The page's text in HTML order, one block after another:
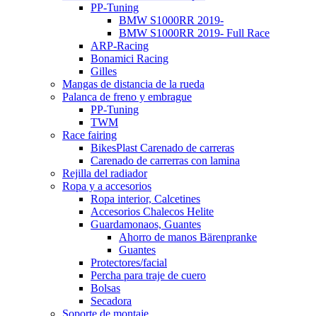
PP-Tuning
BMW S1000RR 2019-
BMW S1000RR 2019- Full Race
ARP-Racing
Bonamici Racing
Gilles
Mangas de distancia de la rueda
Palanca de freno y embrague
PP-Tuning
TWM
Race fairing
BikesPlast Carenado de carreras
Carenado de carrerras con lamina
Rejilla del radiador
Ropa y a accesorios
Ropa interior, Calcetines
Accesorios Chalecos Helite
Guardamonaos, Guantes
Ahorro de manos Bärenpranke
Guantes
Protectores/facial
Percha para traje de cuero
Bolsas
Secadora